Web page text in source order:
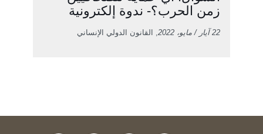
زمن الحرب؟- ندوة إلكترونية
22 آيار / مايو، 2022 , القانون الدولي الإنساني